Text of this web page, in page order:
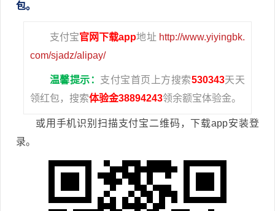
包。
支付宝官网下载app地址 http://www.yiyingbk.
com/sjadz/alipay/
温馨提示： 支付宝首页上方搜索530343天天
领红包，搜索体验金38894243领余额宝体验金。
或用手机识别扫描支付宝二维码，下载app安装登
录。